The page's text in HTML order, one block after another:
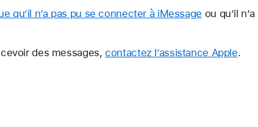
qu’il n’a pas pu se connecter à iMessage ou qu’il n’a
des messages,contactez l’assistance Apple.